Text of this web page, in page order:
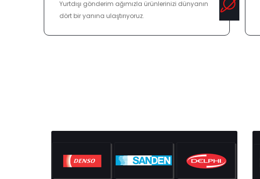
Yurtdışı gönderim ağımızla ürünlerinizi dünyanın
dört bir yanına ulaştırıyoruz.